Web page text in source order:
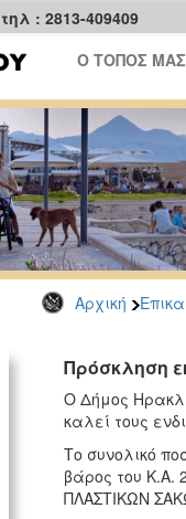
: 2813-409409
Ο ΤΟΠΟΣ ΜΑΣ
Αρχική
Πρόσκληση
Ο Δήμος
καλεί τους
Το συνολικό
βάρος του Κ.Α.
ΠΛΑΣΤΙΚΩΝ